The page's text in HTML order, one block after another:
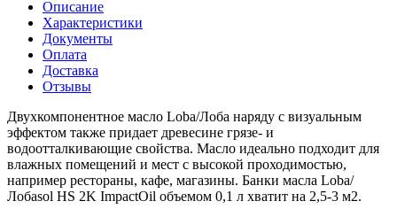
Описание
Характеристики
Документы
Оплата
Доставка
Отзывы
Двухкомпонентное масло Loba/Лоба наряду с визуальным
эффектом также придает древесине грязе- и
водоотталкивающие свойства. Масло идеально подходит для
влажных помещений и мест с высокой проходимостью,
например рестораны, кафе, магазины. Банки масла Loba/
Лобаsol HS 2K ImpactOil объемом 0,1 л хватит на 2,5-3 м2.